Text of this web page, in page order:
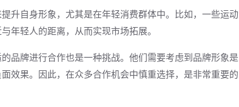
升自身形象，尤其是在年轻消费群体中。比如，一些运动
年轻人的距离，从而实现市场拓展。
品牌进行合作也是一种挑战。他们需要考虑到品牌形象是
效果。因此，在众多合作机会中慎重选择，是非常重要的